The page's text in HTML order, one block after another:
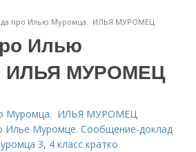
про Илью Муромца. ИЛЬЯ МУРОМЕЦ
Илью
ИЛЬЯ МУРОМЕЦ
Муромца. ИЛЬЯ МУРОМЕЦ
Илье Муромце. Сообщение-доклад
3, 4 класс кратко